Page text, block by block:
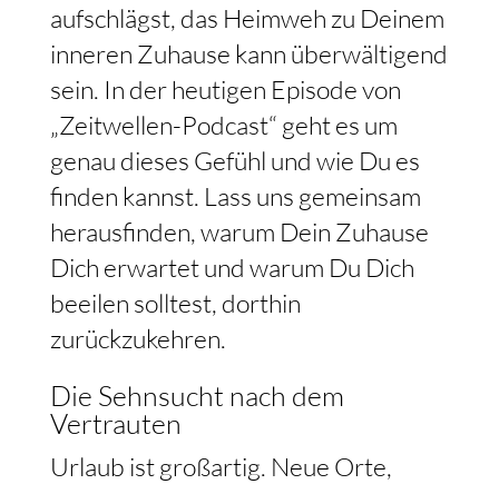
aufschlägst, das Heimweh zu Deinem
inneren Zuhause kann überwältigend
sein. In der heutigen Episode von
„Zeitwellen-Podcast“ geht es um
genau dieses Gefühl und wie Du es
finden kannst. Lass uns gemeinsam
herausfinden, warum Dein Zuhause
Dich erwartet und warum Du Dich
beeilen solltest, dorthin
zurückzukehren.
Die Sehnsucht nach dem
Vertrauten
Urlaub ist großartig. Neue Orte,